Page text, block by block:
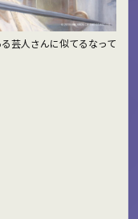
芸人さんに似てるなって